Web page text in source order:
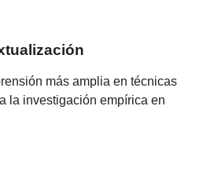
más amplia en técnicas
la investigación empírica en